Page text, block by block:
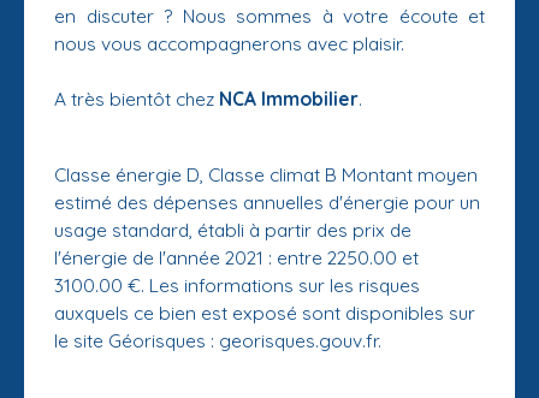
en discuter ? Nous sommes à votre écoute et
nous vous accompagnerons avec plaisir.
A très bientôt chez NCA Immobilier.
Classe énergie D, Classe climat B Montant moyen
estimé des dépenses annuelles d'énergie pour un
usage standard, établi à partir des prix de
l'énergie de l'année 2021 : entre 2250.00 et
3100.00 €. Les informations sur les risques
auxquels ce bien est exposé sont disponibles sur
le site Géorisques : georisques.gouv.fr.